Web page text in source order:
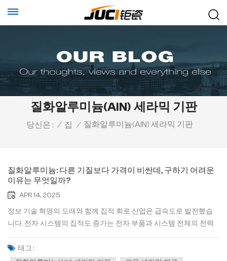
질화알루미늄(AlN) 세라믹 기판
당신은 : / 집 / 질화알루미늄(AlN) 세라믹 기판
질화알루미늄: 다른 기질보다 가격이 비싼데, 구하기 어려운
이유는 무엇일까?
APR 14, 2025
정보 기술 혁명의 도래와 함께 집적 회로 산업은 급속도로 발전했습
니다. 전자 시스템의 집적도 증가는 전자 부품과 시스템 전체의 전력
밀도와 발열량 증가로 이어집니다. 따라서 효과적인 전자 패키징은 전
자 시스템의 방열 문제를 해결해야 합니다. 이러한 맥락에서, 뛰어난
태그 :